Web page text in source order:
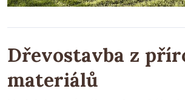
Dřevostavba z
materiálů